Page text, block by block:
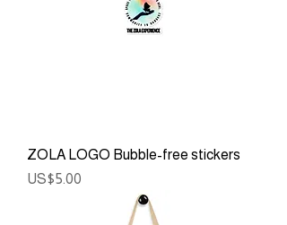
ZOLA LOGO Bubble-free stickers
ราคา
US$5.00